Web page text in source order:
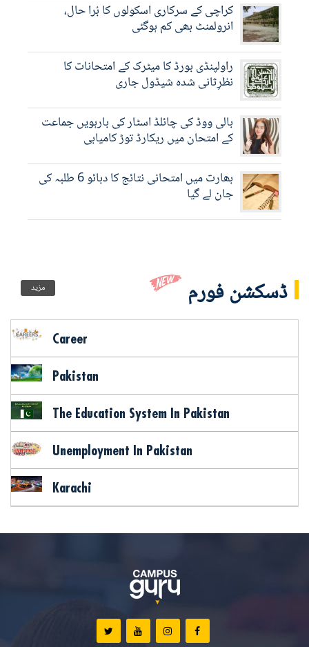
کراچی کے سرکاری اسکولوں کا بُرا حال،
انرولمنٹ بھی کم ہوگئی
راولپنڈی بورڈ کا میٹرک کے امتحانات کا
نظرِثانی شدہ شیڈول جاری
بالی ووڈ کی چائلڈ اسٹار کی بارہویں جماعت
کے امتحان میں ریکارڈ توڑ کامیابی
بھارت میں امتحانی نتائج کا دبائو 6 طلبہ کی
جان لے گیا
ڈسکشن فورم مزید
Career
Pakistan
The Education System In Pakistan
Unemployment In Pakistan
Karachi